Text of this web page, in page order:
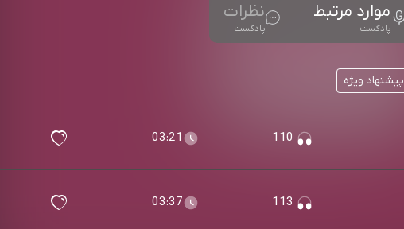
موارد مرتبط
پادکست
نظرات
پادکست
پیشنهاد ویژه
03:21
03:37